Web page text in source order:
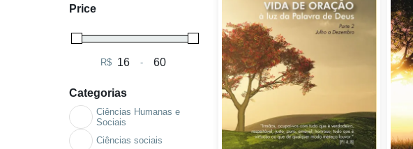
Price
R$ Minimum Price
-Maximum Price
Categorias
Ciências Humanas e
Sociais
Ciências sociais